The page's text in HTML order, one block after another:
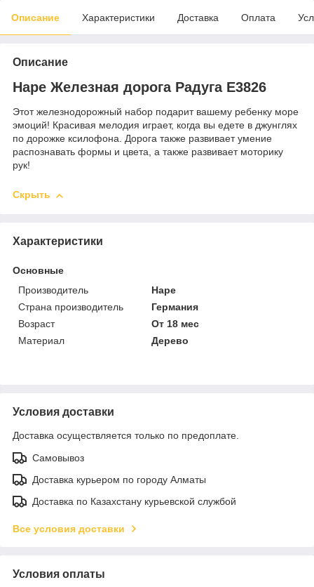
Описание Характеристики Доставка Оплата
Описание
Hape Железная дорога Радуга E3826
Этот железнодорожный набор подарит вашему ребенку море
эмоций! Красивая мелодия играет, когда вы едете в джунглях
по дорожке ксилофона. Дорога также развивает умение
распознавать формы и цвета, а также развивает моторику
рук!
Скрыть
Характеристики
Основные
Производитель
Hape
Страна производитель
Германия
Возраст
От 18 мес
Материал
Дерево
Условия доставки
Доставка осуществляется только по предоплате.
Самовывоз
Доставка курьером по городу Алматы
Доставка по Казахстану курьевской службой
Все условия доставки
Условия оплаты